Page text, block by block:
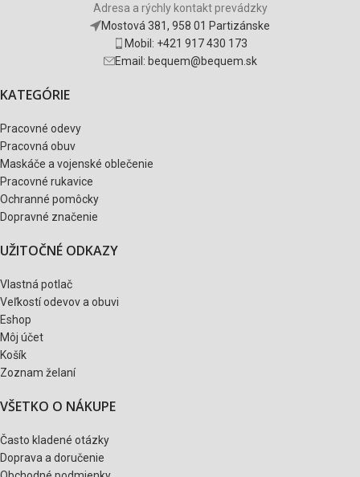
Adresa a rýchly kontakt prevádzky
Mostová 381, 958 01 Partizánske
Mobil: +421 917 430 173
Email: bequem@bequem.sk
KATEGÓRIE
Pracovné odevy
Pracovná obuv
Maskáče a vojenské oblečenie
Pracovné rukavice
Ochranné pomôcky
Dopravné značenie
UŽITOČNÉ ODKAZY
Vlastná potlač
Veľkostí odevov a obuvi
Eshop
Môj účet
Košík
Zoznam želaní
VŠETKO O NÁKUPE
Často kladené otázky
Doprava a doručenie